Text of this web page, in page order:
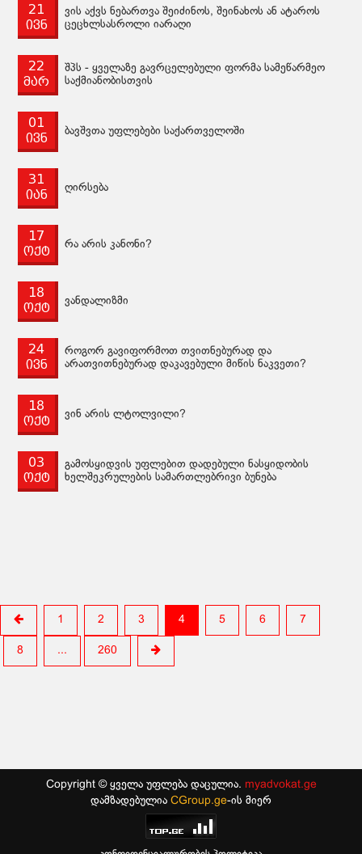
21
ივნ
ვის აქვს ნებართვა შეიძინოს, შეინახოს ან ატაროს
ცეცხლსასროლი იარაღი
22
მარ
შპს - ყველაზე გავრცელებული ფორმა სამეწარმეო
საქმიანობისთვის
01
ივნ
ბავშვთა უფლებები საქართველოში
31
იან
ღირსება
17
ოქტ
რა არის კანონი?
18
ოქტ
ვანდალიზმი
24
ივნ
როგორ გავიფორმოთ თვითნებურად და
არათვითნებურად დაკავებული მიწის ნაკვეთი?
18
ოქტ
ვინ არის ლტოლვილი?
03
ოქტ
გამოსყიდვის უფლებით დადებული ნასყიდობის
ხელშეკრულების სამართლებრივი ბუნება
1 2 3 4 5 6 7
8 ... 260
Copyright © ყველა უფლება დაცულია. myadvokat.ge
დამზადებულია CGroup.ge-ის მიერ